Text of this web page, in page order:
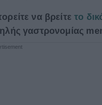
να βρείτετο
γαστρονομίας